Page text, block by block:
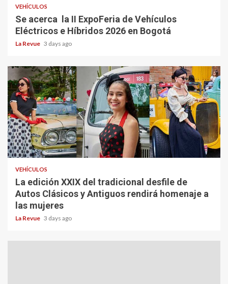
VEHÍCULOS
Se acerca la II ExpoFeria de Vehículos
Eléctricos e Híbridos 2026 en Bogotá
La Revue 3 days ago
VEHÍCULOS
La edición XXIX del tradicional desfile de
Autos Clásicos y Antiguos rendirá homenaje a
las mujeres
La Revue 3 days ago